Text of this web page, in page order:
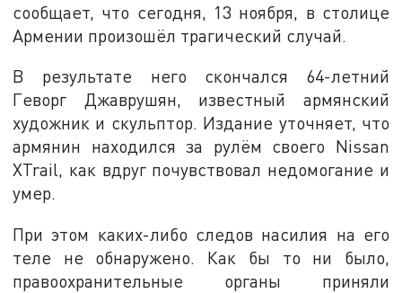
сообщает, что сегодня, 13 ноября, в столице
Армении произошёл трагический случай.
В результате него скончался 64-летний
Геворг Джаврушян, известный армянский
художник и скульптор. Издание уточняет, что
армянин находился за рулём своего Nissan
XTrail, как вдруг почувствовал недомогание и
умер.
При этом каких-либо следов насилия на его
теле не обнаружено. Как бы то ни было,
правоохранительные органы приняли